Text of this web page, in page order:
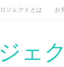
ジェクトとは お
ェ